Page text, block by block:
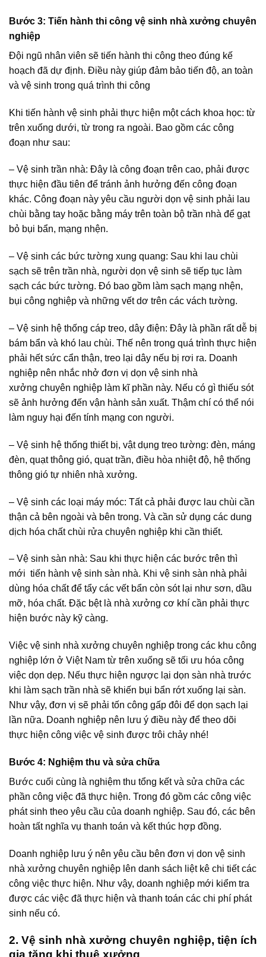
Bước 3: Tiến hành thi công vệ sinh nhà xưởng chuyên
nghiệp
Đội ngũ nhân viên sẽ tiến hành thi công theo đúng kế
hoạch đã dự định. Điều này giúp đảm bảo tiến độ, an toàn
và vệ sinh trong quá trình thi công
Khi tiến hành vệ sinh phải thực hiện một cách khoa học: từ
trên xuống dưới, từ trong ra ngoài. Bao gồm các công
đoạn như sau:
– Vệ sinh trần nhà: Đây là công đoạn trên cao, phải được
thực hiện đầu tiên để tránh ảnh hưởng đến công đoạn
khác. Công đoạn này yêu cầu người dọn vệ sinh phải lau
chùi bằng tay hoặc bằng máy trên toàn bộ trần nhà để gạt
bỏ bụi bẩn, mạng nhện.
– Vệ sinh các bức tường xung quang: Sau khi lau chùi
sạch sẽ trên trần nhà, người dọn vệ sinh sẽ tiếp tục làm
sạch các bức tường. Đó bao gồm làm sạch mạng nhện,
bụi công nghiệp và những vết dơ trên các vách tường.
– Vệ sinh hệ thống cáp treo, dây điện: Đây là phần rất dễ bị
bám bẩn và khó lau chùi. Thế nên trong quá trình thực hiện
phải hết sức cẩn thận, treo lại dây nếu bị rơi ra. Doanh
nghiệp nên nhắc nhở đơn vị dọn vệ sinh nhà
xưởng chuyên nghiệp làm kĩ phần này. Nếu có gì thiếu sót
sẽ ảnh hưởng đến vận hành sản xuất. Thậm chí có thể nói
làm nguy hại đến tính mạng con người.
– Vệ sinh hệ thống thiết bị, vật dụng treo tường: đèn, máng
đèn, quạt thông gió, quạt trần, điều hòa nhiệt độ, hệ thống
thông gió tự nhiên nhà xưởng.
– Vệ sinh các loại máy móc: Tất cả phải được lau chùi cần
thận cả bên ngoài và bên trong. Và cần sử dụng các dung
dịch hóa chất chùi rửa chuyên nghiệp khi cần thiết.
– Vệ sinh sàn nhà: Sau khi thực hiện các bước trên thì
mới tiến hành vệ sinh sàn nhà. Khi vệ sinh sàn nhà phải
dùng hóa chất để tẩy các vết bẩn còn sót lại như sơn, dầu
mỡ, hóa chất. Đặc bệt là nhà xưởng cơ khí cần phải thực
hiện bước này kỹ càng.
Việc vệ sinh nhà xưởng chuyên nghiệp trong các khu công
nghiệp lớn ở Việt Nam từ trên xuống sẽ tối ưu hóa công
việc dọn dẹp. Nếu thực hiện ngược lại dọn sàn nhà trước
khi làm sạch trần nhà sẽ khiến bụi bẩn rớt xuống lại sàn.
Như vậy, đơn vị sẽ phải tốn công gấp đôi để dọn sạch lại
lần nữa. Doanh nghiệp nên lưu ý điều này để theo dõi
thực hiện công việc vệ sinh được trôi chảy nhé!
Bước 4: Nghiệm thu và sửa chữa
Bước cuối cùng là nghiệm thu tổng kết và sửa chữa các
phần công việc đã thực hiện. Trong đó gồm các công việc
phát sinh theo yêu cầu của doanh nghiệp. Sau đó, các bên
hoàn tất nghĩa vụ thanh toán và kết thúc hợp đồng.
Doanh nghiệp lưu ý nên yêu cầu bên đơn vị don vệ sinh
nhà xưởng chuyên nghiệp lên danh sách liệt kê chi tiết các
công việc thực hiện. Như vậy, doanh nghiệp mới kiểm tra
được các việc đã thực hiện và thanh toán các chi phí phát
sinh nếu có.
2. Vệ sinh nhà xưởng chuyên nghiệp, tiện ích
gia tăng khi thuê xưởng